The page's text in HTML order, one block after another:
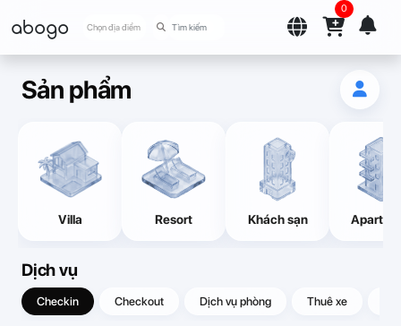
abogo Chọn địa điểm
0
Sản phẩm
Villa Resort Khách sạn
Dịch vụ
Checkin Checkout Dịch vụ phòng Thuê xe